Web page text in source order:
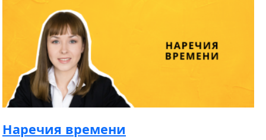
Наречия времени